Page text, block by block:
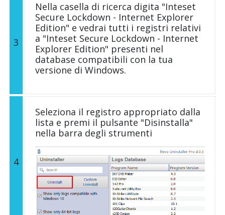
3
Nella casella di ricerca digita "Inteset
Secure Lockdown - Internet Explorer
Edition" e vedrai tutti i registri relativi
a "Inteset Secure Lockdown - Internet
Explorer Edition" presenti nel
database compatibili con la tua
versione di Windows.
4
Seleziona il registro appropriato dalla
lista e premi il pulsante "Disinstalla"
nella barra degli strumenti